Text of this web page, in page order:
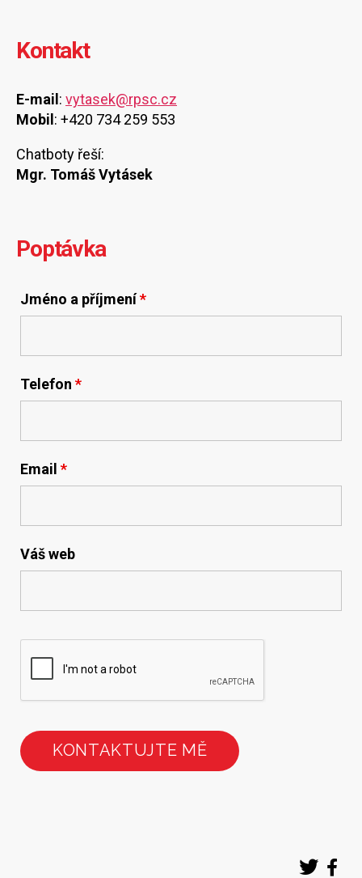
Kontakt
E-mail : vytasek@rpsc.cz
Mobil : +420 734 259 553
Chatboty řeší:
Mgr. Tomáš Vytásek
Poptávka
Jméno a příjmení*
Telefon *
Email *
Váš web